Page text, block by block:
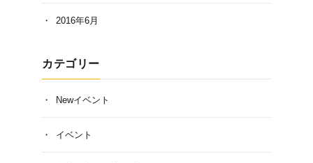
2016年6月
カテゴリー
Newイベント
イベント